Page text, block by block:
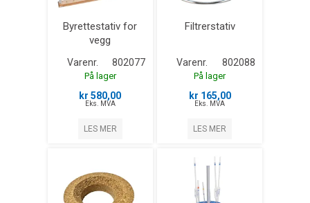
Byrettestativ for
vegg
Varenr. 802077
På lager
kr 580,00
Eks. MVA
LES MER
Filtrerstativ
Varenr. 802088
På lager
kr 165,00
Eks. MVA
LES MER